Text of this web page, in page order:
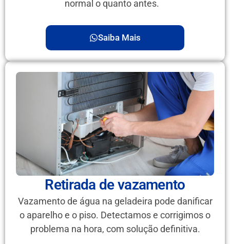
normal o quanto antes.
Saiba Mais
Retirada de vazamento
Vazamento de água na geladeira pode danificar
o aparelho e o piso. Detectamos e corrigimos o
problema na hora, com solução definitiva.